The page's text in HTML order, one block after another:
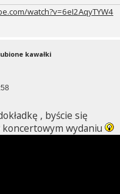
watch?v=6eI2AqyTYW4
kawałki
, byście się
wydaniu